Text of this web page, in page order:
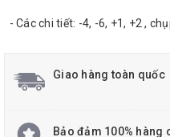
- Các chi tiết: -4, -6, +1, +2 ,
Giao hàng toàn quốc
Bảo đảm 100% hàng